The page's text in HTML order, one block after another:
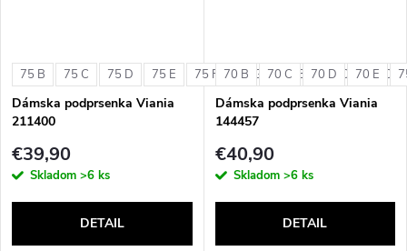
75 B 75 C 75 D 75 E 75 F 75 G 80 B 80 C 80 D
Dámska podprsenka Viania
211400
€39,90
Skladom >6 ks
DETAIL
70 B 70 C 70 D 70 E
Dámska podprsenka Viania
144457
€40,90
Skladom >6 ks
DETAIL